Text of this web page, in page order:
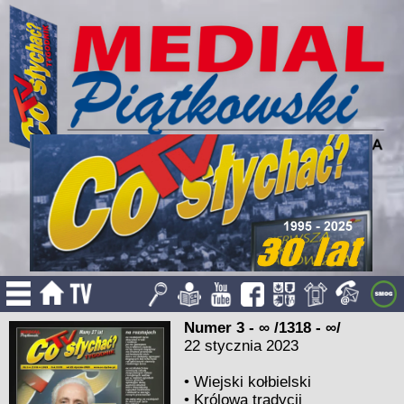
Numer 3 - ∞ /1318 - ∞/
22 stycznia 2023
•Wiejski kołbielski
• Królowa tradycji